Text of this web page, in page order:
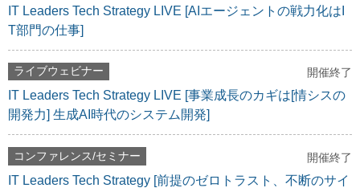
IT Leaders Tech Strategy LIVE [AIエージェントの戦力化はI
T部門の仕事]
ライブウェビナー 開催終了
IT Leaders Tech Strategy LIVE [事業成長のカギは[情シスの
開発力] 生成AI時代のシステム開発]
コンファレンス/セミナー 開催終了
IT Leaders Tech Strategy [前提のゼロトラスト、不断のサイ